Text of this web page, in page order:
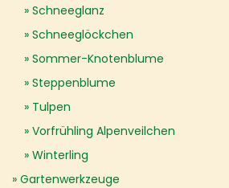
Schneeglanz
Schneeglöckchen
Sommer-Knotenblume
Steppenblume
Tulpen
Vorfrühling Alpenveilchen
Winterling
Gartenwerkzeuge